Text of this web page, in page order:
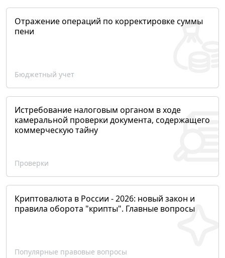
Отражение операций по корректировке суммы
пени
Бюджетный учет
Истребование налоговым органом в ходе
камеральной проверки документа, содержащего
коммерческую тайну
Проверки
Криптовалюта в России - 2026: новый закон и
правила оборота "крипты". Главные вопросы
Популярные правовые вопросы